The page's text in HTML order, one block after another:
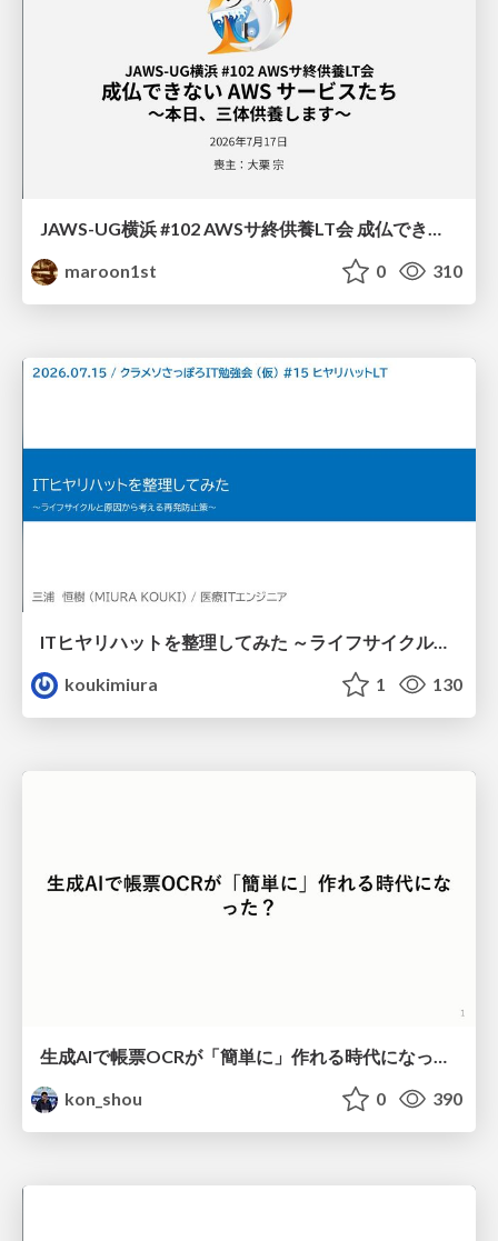
JAWS-UG横浜 #102 AWSサ終供養LT会 成仏できない AWS サービスたち 〜本日、三体供養します〜
maroon1st
0 310
ITヒヤリハットを整理してみた ～ライフサイクルと原因から考える再発防止策～
koukimiura
1 130
kon_shou
0 390